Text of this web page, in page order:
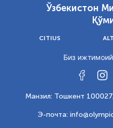
Ўзбекистон
CITIUS
Биз
Манзил: Тошкент
Э-почта: